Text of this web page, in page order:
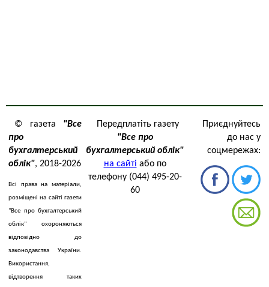
© газета "Все
про
бухгалтерський
облік", 2018-2026
Всі права на матеріали,
розміщені на сайті газети
"Все про бухгалтерський
облік" охороняються
відповідно до
законодавства України.
Використання,
відтворення таких
Передплатіть газету
"Все про
бухгалтерський облік"
на сайті або по
телефону (044) 495-20-
60
Приєднуйтесь
до нас у
соцмережах: